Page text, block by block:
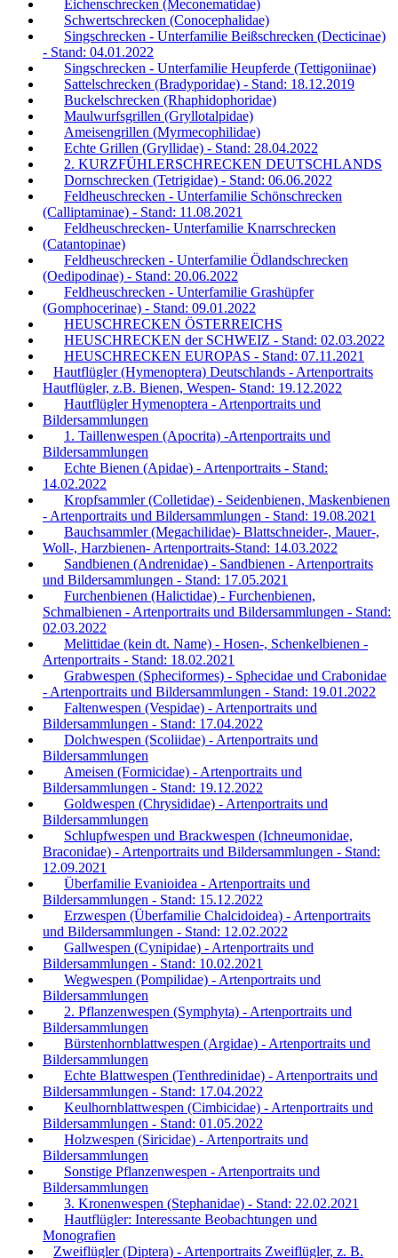
Eichenschrecken (Meconematidae)
Schwertschrecken (Conocephalidae)
Singschrecken - Unterfamilie Beißschrecken (Decticinae)
- Stand: 04.01.2022
Singschrecken - Unterfamilie Heupferde (Tettigoniinae)
Sattelschrecken (Bradyporidae) - Stand: 18.12.2019
Buckelschrecken (Rhaphidophoridae)
Maulwurfsgrillen (Gryllotalpidae)
Ameisengrillen (Myrmecophilidae)
Echte Grillen (Gryllidae) - Stand: 28.04.2022
2. KURZFÜHLERSCHRECKEN DEUTSCHLANDS
Dornschrecken (Tetrigidae) - Stand: 06.06.2022
Feldheuschrecken - Unterfamilie Schönschrecken
(Calliptaminae) - Stand: 11.08.2021
Feldheuschrecken- Unterfamilie Knarrschrecken
(Catantopinae)
Feldheuschrecken - Unterfamilie Ödlandschrecken
(Oedipodinae) - Stand: 20.06.2022
Feldheuschrecken - Unterfamilie Grashüpfer
(Gomphocerinae) - Stand: 09.01.2022
HEUSCHRECKEN ÖSTERREICHS
HEUSCHRECKEN der SCHWEIZ - Stand: 02.03.2022
HEUSCHRECKEN EUROPAS - Stand: 07.11.2021
Hautflügler (Hymenoptera) Deutschlands - Artenportraits
Hautflügler, z.B. Bienen, Wespen- Stand: 19.12.2022
Hautflügler Hymenoptera - Artenportraits und
Bildersammlungen
1. Taillenwespen (Apocrita) -Artenportraits und
Bildersammlungen
Echte Bienen (Apidae) - Artenportraits - Stand:
14.02.2022
Kropfsammler (Colletidae) - Seidenbienen, Maskenbienen
- Artenportraits und Bildersammlungen - Stand: 19.08.2021
Bauchsammler (Megachilidae)- Blattschneider-, Mauer-,
Woll-, Harzbienen- Artenportraits-Stand: 14.03.2022
Sandbienen (Andrenidae) - Sandbienen - Artenportraits
und Bildersammlungen - Stand: 17.05.2021
Furchenbienen (Halictidae) - Furchenbienen,
Schmalbienen - Artenportraits und Bildersammlungen - Stand:
02.03.2022
Melittidae (kein dt. Name) - Hosen-, Schenkelbienen -
Artenportraits - Stand: 18.02.2021
Grabwespen (Spheciformes) - Sphecidae und Crabonidae
- Artenportraits und Bildersammlungen - Stand: 19.01.2022
Faltenwespen (Vespidae) - Artenportraits und
Bildersammlungen - Stand: 17.04.2022
Dolchwespen (Scoliidae) - Artenportraits und
Bildersammlungen
Ameisen (Formicidae) - Artenportraits und
Bildersammlungen - Stand: 19.12.2022
Goldwespen (Chrysididae) - Artenportraits und
Bildersammlungen
Schlupfwespen und Brackwespen (Ichneumonidae,
Braconidae) - Artenportraits und Bildersammlungen - Stand:
12.09.2021
Überfamilie Evanioidea - Artenportraits und
Bildersammlungen - Stand: 15.12.2022
Erzwespen (Überfamilie Chalcidoidea) - Artenportraits
und Bildersammlungen - Stand: 12.02.2022
Gallwespen (Cynipidae) - Artenportraits und
Bildersammlungen - Stand: 10.02.2021
Wegwespen (Pompilidae) - Artenportraits und
Bildersammlungen
2. Pflanzenwespen (Symphyta) - Artenportraits und
Bildersammlungen
Bürstenhornblattwespen (Argidae) - Artenportraits und
Bildersammlungen
Echte Blattwespen (Tenthredinidae) - Artenportraits und
Bildersammlungen - Stand: 17.04.2022
Keulhornblattwespen (Cimbicidae) - Artenportraits und
Bildersammlungen - Stand: 01.05.2022
Holzwespen (Siricidae) - Artenportraits und
Bildersammlungen
Sonstige Pflanzenwespen - Artenportraits und
Bildersammlungen
3. Kronenwespen (Stephanidae) - Stand: 22.02.2021
Hautflügler: Interessante Beobachtungen und
Monografien
Zweiflügler (Diptera) - Artenportraits Zweiflügler, z. B.